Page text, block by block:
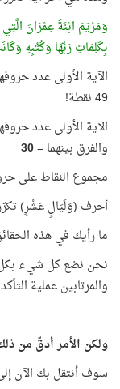
وَمَرْيَمَ ابْنَةَ عِمْرَانَ
بِكَلِمَاتِ رَبِّهَا وَكُتُبِهِ
49 نقطة!
والفرق بينهما =30
مجموع النقاط على حروف
أحرف (وَلَيَالٍ عَشْرٍ) تكرّرت في
ما رأيك في هذه
نحن نضع كل شيء
والمرتابين عملية
ولكن الأمر أدقّ من
سوف أنتقل بك الآن